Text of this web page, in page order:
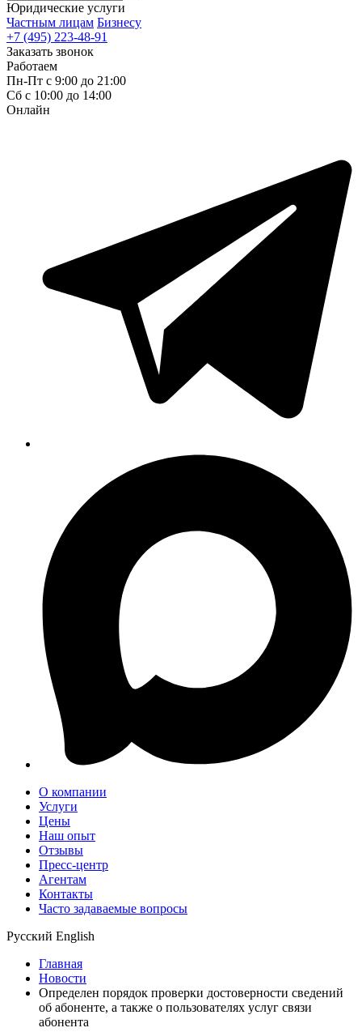
Юридические услуги
Частным лицам Бизнесу
+7 (495) 223-48-91
Заказать звонок
Работаем
Пн-Пт с 9:00 до 21:00
Сб с 10:00 до 14:00
Онлайн
О компании
Услуги
Цены
Наш опыт
Отзывы
Пресс-центр
Агентам
Контакты
Часто задаваемые вопросы
Русский English
Главная
Новости
Определен порядок проверки достоверности сведений
об абоненте, а также о пользователях услуг связи
абонента